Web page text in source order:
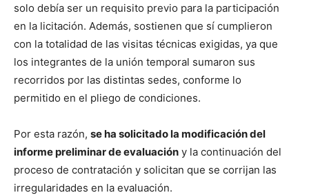
solo debía ser un requisito previo para la participación
en la licitación. Además, sostienen que sí cumplieron
con la totalidad de las visitas técnicas exigidas, ya que
los integrantes de la unión temporal sumaron sus
recorridos por las distintas sedes, conforme lo
permitido en el pliego de condiciones.
Por esta razón, se ha solicitado la modificación del
informe preliminar de evaluación y la continuación del
proceso de contratación y solicitan que se corrijan las
irregularidades en la evaluación.